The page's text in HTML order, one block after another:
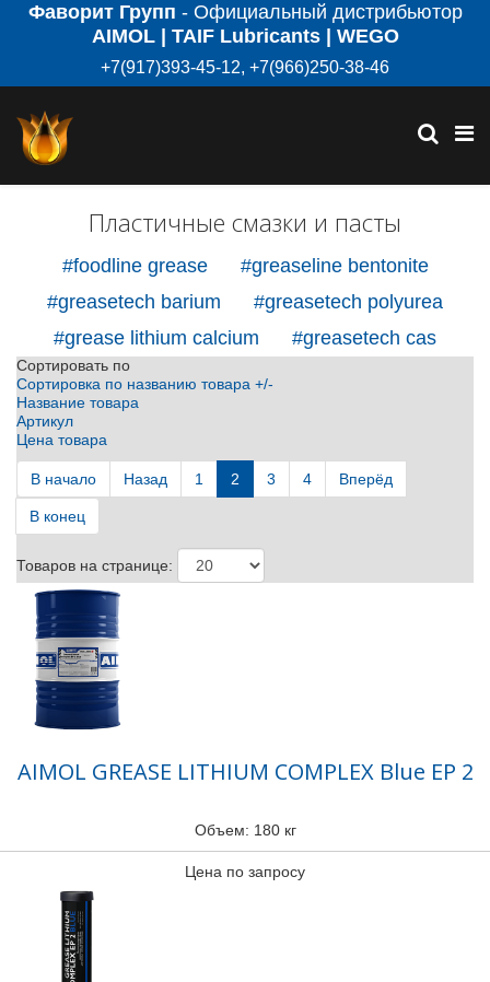
Фаворит Групп - Официальный дистрибьютор
AIMOL | TAIF Lubricants | WEGO
+7(917)393-45-12, +7(966)250-38-46
Пластичные смазки и пасты
#foodline grease
#greaseline bentonite
#greasetech barium
#greasetech polyurea
#grease lithium calcium
#greasetech cas
Сортировать по
Сортировка по названию товара +/-
Название товара
Артикул
Цена товара
В начало Назад 1 2 3 4 Вперёд
В конец
Товаров на странице:
AIMOL GREASE LITHIUM COMPLEX Blue EP 2
Объем: 180 кг
Цена по запросу